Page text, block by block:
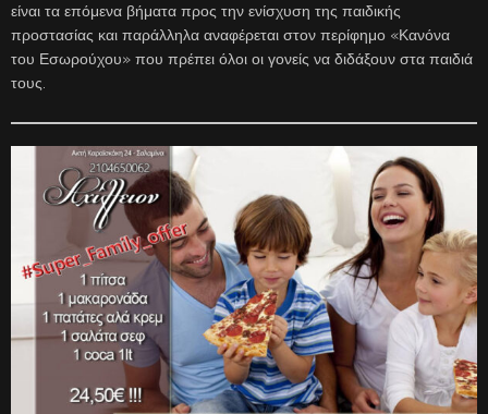
είναι τα επόμενα βήματα προς την ενίσχυση της παιδικής
προστασίας και παράλληλα αναφέρεται στον περίφημο «Κανόνα
του Εσωρούχου» που πρέπει όλοι οι γονείς να διδάξουν στα παιδιά
τους.